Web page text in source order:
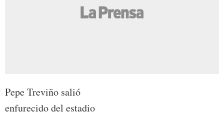
Pepe Treviño salió
enfurecido del estadio